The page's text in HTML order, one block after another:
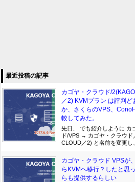
最近投稿の記事
カゴヤ・クラウド/
／2) KVMプラン は評判ど
か、さくらのVPS、
較してみた。
先日、 でも紹介しように カ
ド/VPS → カゴヤ・クラウド
CLOUD／2) と名前を変更し
カゴヤ・クラウド VPSが
らKVMへ移行？したと思
らも提供するらしい